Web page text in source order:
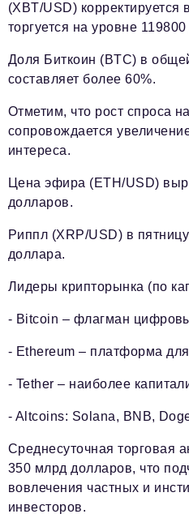
(XBT/USD) корректируется
торгуется на уровне
Доля Биткоин (BTC) в
составляет более 60%.
Отметим, что рост спроса
сопровождается
интереса.
Цена эфира (ETH/USD)
долларов.
Риппл (XRP/USD) в
доллара.
Лидеры крипторынка (по
- Bitcoin – флагман
- Ethereum – платформа для
- Tether – наиболее
- Altcoins: Solana, BNB,
Среднесуточная торговая
350 млрд долларов, что
вовлечения частных и
инвесторов.